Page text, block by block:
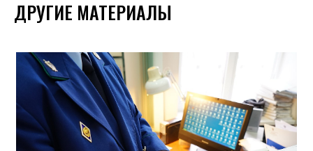
ДРУГИЕ МАТЕРИАЛЫ